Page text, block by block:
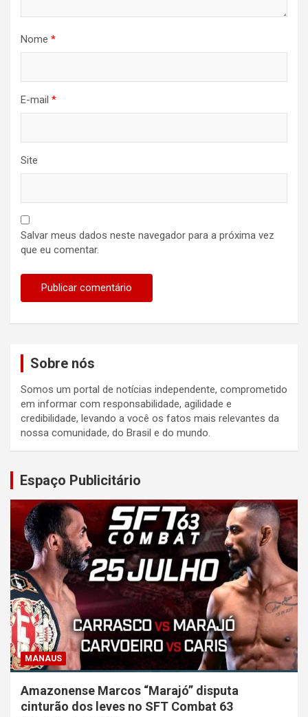
Nome *
E-mail *
Site
Salvar meus dados neste navegador para a próxima vez
que eu comentar.
Sobre nós
Somos um portal de notícias independente, comprometido
em informar com responsabilidade, agilidade e
credibilidade, levando a você os fatos mais relevantes da
nossa comunidade, do Brasil e do mundo.
Espaço Publicitário
MANAUS
Amazonense Marcos “Marajó” disputa
cinturão dos leves no SFT Combat 63